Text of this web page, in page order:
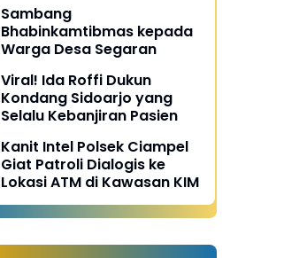
Sambang
Bhabinkamtibmas kepada
Warga Desa Segaran
Viral! Ida Roffi Dukun
Kondang Sidoarjo yang
Selalu Kebanjiran Pasien
Kanit Intel Polsek Ciampel
Giat Patroli Dialogis ke
Lokasi ATM di Kawasan KIM